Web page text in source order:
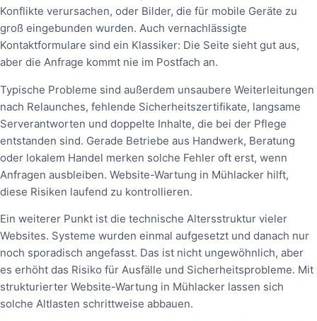
Konflikte verursachen, oder Bilder, die für mobile Geräte zu
groß eingebunden wurden. Auch vernachlässigte
Kontaktformulare sind ein Klassiker: Die Seite sieht gut aus,
aber die Anfrage kommt nie im Postfach an.
Typische Probleme sind außerdem unsaubere Weiterleitungen
nach Relaunches, fehlende Sicherheitszertifikate, langsame
Serverantworten und doppelte Inhalte, die bei der Pflege
entstanden sind. Gerade Betriebe aus Handwerk, Beratung
oder lokalem Handel merken solche Fehler oft erst, wenn
Anfragen ausbleiben. Website-Wartung in Mühlacker hilft,
diese Risiken laufend zu kontrollieren.
Ein weiterer Punkt ist die technische Altersstruktur vieler
Websites. Systeme wurden einmal aufgesetzt und danach nur
noch sporadisch angefasst. Das ist nicht ungewöhnlich, aber
es erhöht das Risiko für Ausfälle und Sicherheitsprobleme. Mit
strukturierter Website-Wartung in Mühlacker lassen sich
solche Altlasten schrittweise abbauen.